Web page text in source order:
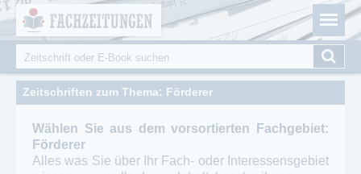
Fachzeitungen.de - Das unabhängige Portal für
Fachmagazine Fachpublikationen & eBooks
Suchformular
Suche
Zeitschriften zum Thema: Förderer
Wählen Sie aus dem vorsortierten Fachgebiet:
Förderer
Alles was Sie über Ihr Fach- oder Interessensgebiet
Cookie-Einstellungen